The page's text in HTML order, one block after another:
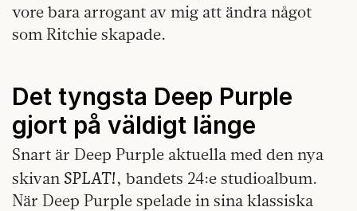
vore bara arrogant av mig att ändra något
som Ritchie skapade.
Det tyngsta Deep Purple
gjort på väldigt länge
Snart är Deep Purple aktuella med den nya
skivan SPLAT!, bandets 24:e studioalbum.
När Deep Purple spelade in sina klassiska